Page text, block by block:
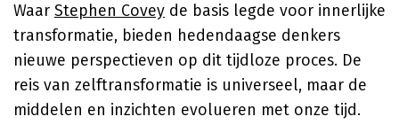
Waar Stephen Covey de basis legde voor innerlijke
transformatie, bieden hedendaagse denkers
nieuwe perspectieven op dit tijdloze proces. De
reis van zelftransformatie is universeel, maar de
middelen en inzichten evolueren met onze tijd.